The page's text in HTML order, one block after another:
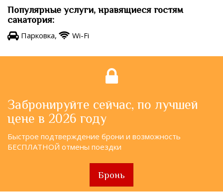
Популярные услуги, нравящиеся гостям
санатория:
Парковка, Wi-Fi
Забронируйте сейчас, по лучшей
цене в 2026 году
Быстрое подтверждение брони и возможность
БЕСПЛАТНОЙ отмены поездки
Бронь